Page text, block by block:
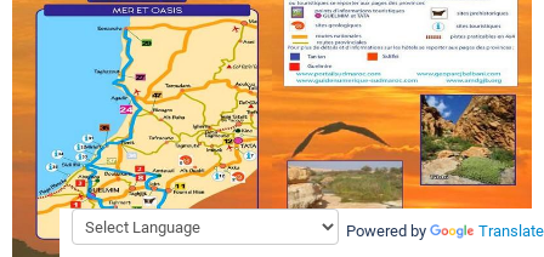
Powered by Translate